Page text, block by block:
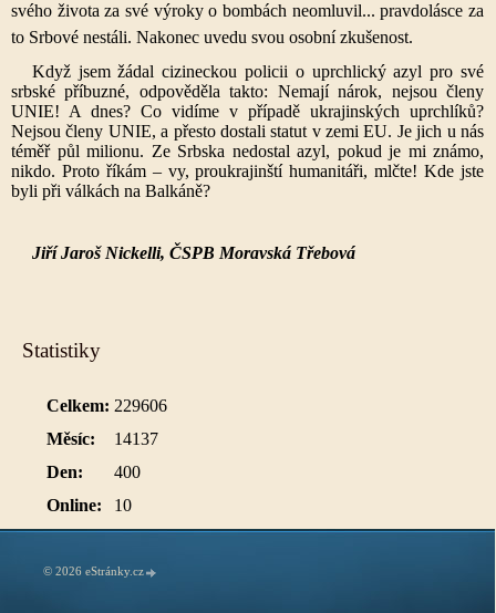
svého života za své výroky o bombách neomluvil... pravdolásce za
to Srbové nestáli. Nakonec uvedu svou osobní zkušenost.
Když jsem žádal cizineckou policii o uprchlický azyl pro své
srbské příbuzné, odpověděla takto: Nemají nárok, nejsou členy
UNIE! A dnes? Co vidíme v případě ukrajinských uprchlíků?
Nejsou členy UNIE, a přesto dostali statut v zemi EU. Je jich u nás
téměř půl milionu. Ze Srbska nedostal azyl, pokud je mi známo,
nikdo. Proto říkám – vy, proukrajinští humanitáři, mlčte! Kde jste
byli při válkách na Balkáně?
Jiří Jaroš Nickelli, ČSPB Moravská Třebová
Statistiky
Online: 10
Celkem: 229606
Měsíc:
14137
Den:
400
© 2026 eStránky.cz